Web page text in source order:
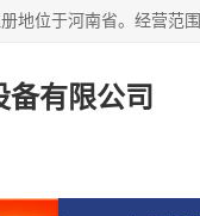
有限公司